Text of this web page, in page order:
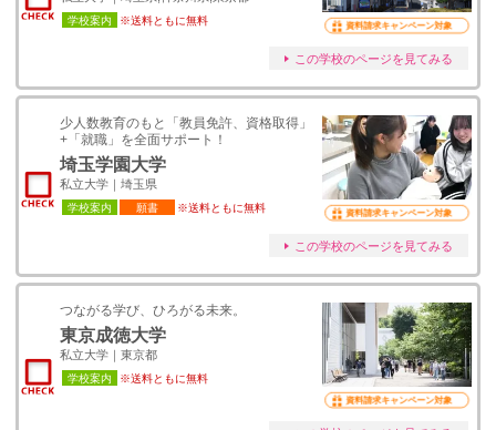
学校案内 ※送料ともに無料 資料請求キャンペーン対象
この学校のページを見てみる
少人数教育のもと「教員免許、資格取得」
+「就職」を全面サポート！
埼玉学園大学
私立大学｜埼玉県
学校案内 願書 ※送料ともに無料 資料請求キャンペーン対象
この学校のページを見てみる
つながる学び、ひろがる未来。
東京成徳大学
私立大学｜東京都
学校案内 ※送料ともに無料
資料請求キャンペーン対象